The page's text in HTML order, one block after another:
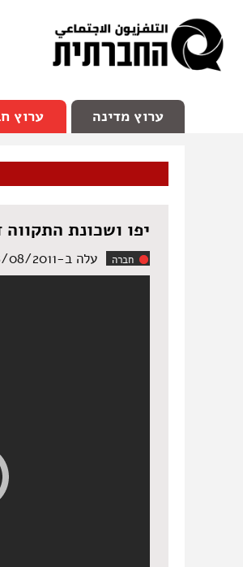
ערוץ מדינה ערוץ
יפו ושכונת התקווה
חברה עלה ב-28/08/2011, 15:18